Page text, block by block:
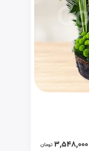
3,548,000 تومان